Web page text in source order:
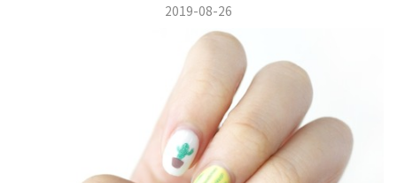
2019-08-26